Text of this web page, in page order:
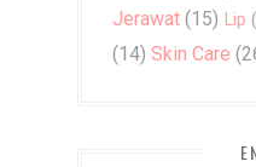
Jerawat (15) Lip
(14) Skin Care